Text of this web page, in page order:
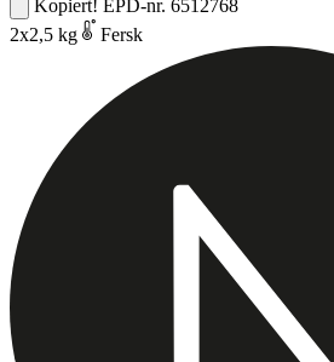
Kopiert! EPD-nr. 6512768
2x2,5 kg
Fersk